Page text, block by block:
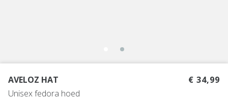
AVELOZ HAT
Unisex fedora hoed
€ 34,99